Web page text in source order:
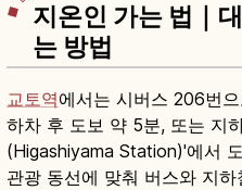
지온인 가는 법｜
는 방법
교토역에서는 시버스 206번
하차 후 도보 약 5분, 또는 지
(Higashiyama Station)'에서
관광 동선에 맞춰 버스와 지